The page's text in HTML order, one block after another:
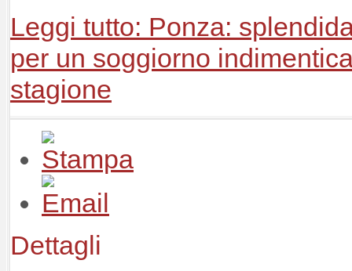
Leggi tutto: Ponza:
per un soggiorno
stagione
Dettagli